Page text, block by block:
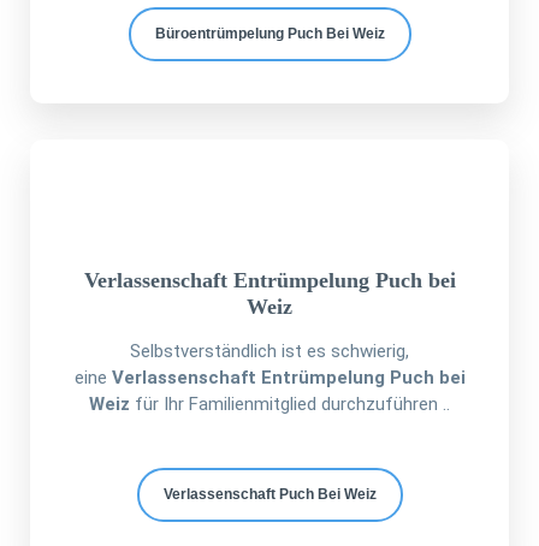
Büroentrümpelung Puch Bei Weiz
Verlassenschaft Entrümpelung Puch bei
Weiz
Selbstverständlich ist es schwierig,
eine Verlassenschaft Entrümpelung Puch bei
Weiz für Ihr Familienmitglied durchzuführen ..
Verlassenschaft Puch Bei Weiz